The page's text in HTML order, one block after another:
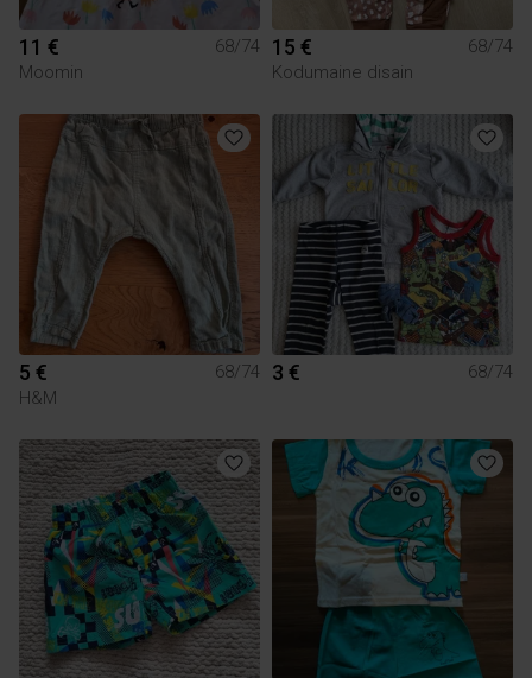
11 €
68/74
Moomin
15 €
68/74
Kodumaine disain
5 €
68/74
H&M
3 € 68/74